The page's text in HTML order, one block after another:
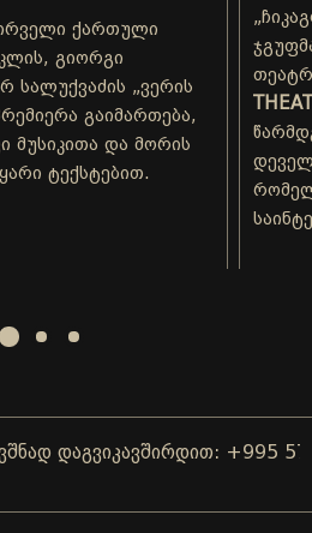
ქართული
გიორგი
სალუქვაძის „ვერის
გაიმართება,
მუსიკითა და მორის
ტექსტებით.
დაგვიკავშირდით: +995 577